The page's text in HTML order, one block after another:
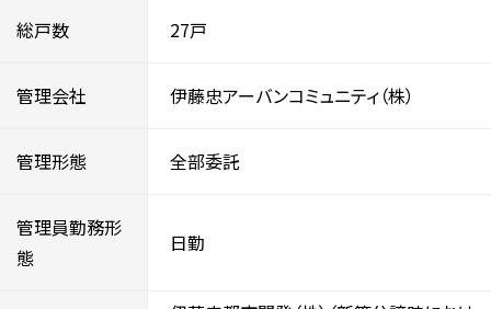
総戸数 27戸
管理会社 伊藤忠アーバンコミュニティ（株）
管理形態 全部委託
管理員勤務形
態
日勤